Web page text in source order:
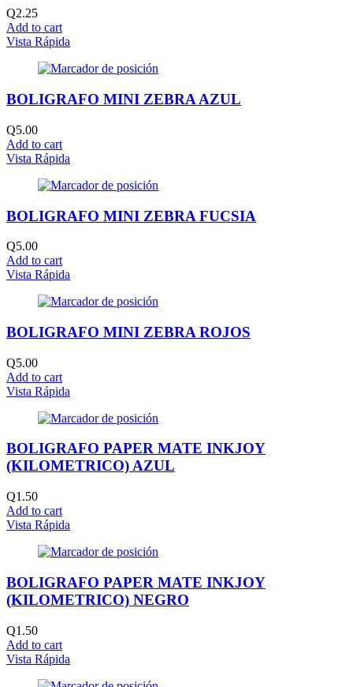
Q2.25
Add to cart
Vista Rápida
BOLIGRAFO MINI ZEBRA AZUL
Q5.00
Add to cart
Vista Rápida
BOLIGRAFO MINI ZEBRA FUCSIA
Q5.00
Add to cart
Vista Rápida
BOLIGRAFO MINI ZEBRA ROJOS
Q5.00
Add to cart
Vista Rápida
BOLIGRAFO PAPER MATE INKJOY
(KILOMETRICO) AZUL
Q1.50
Add to cart
Vista Rápida
BOLIGRAFO PAPER MATE INKJOY
(KILOMETRICO) NEGRO
Q1.50
Add to cart
Vista Rápida